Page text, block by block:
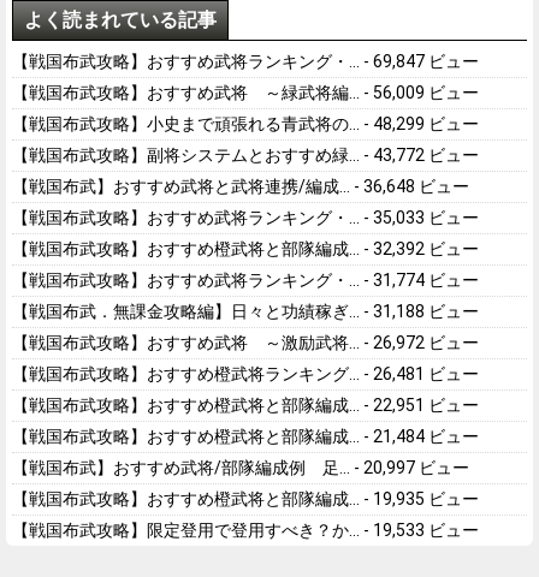
よく読まれている記事
【戦国布武攻略】おすすめ武将ランキング・...
- 69,847 ビュー
【戦国布武攻略】おすすめ武将 ～緑武将編...
- 56,009 ビュー
【戦国布武攻略】小史まで頑張れる青武将の...
- 48,299 ビュー
【戦国布武攻略】副将システムとおすすめ緑...
- 43,772 ビュー
【戦国布武】おすすめ武将と武将連携/編成...
- 36,648 ビュー
【戦国布武攻略】おすすめ武将ランキング・...
- 35,033 ビュー
【戦国布武攻略】おすすめ橙武将と部隊編成...
- 32,392 ビュー
【戦国布武攻略】おすすめ武将ランキング・...
- 31,774 ビュー
【戦国布武．無課金攻略編】日々と功績稼ぎ...
- 31,188 ビュー
【戦国布武攻略】おすすめ武将 ～激励武将...
- 26,972 ビュー
【戦国布武攻略】おすすめ橙武将ランキング...
- 26,481 ビュー
【戦国布武攻略】おすすめ橙武将と部隊編成...
- 22,951 ビュー
【戦国布武攻略】おすすめ橙武将と部隊編成...
- 21,484 ビュー
【戦国布武】おすすめ武将/部隊編成例 足...
- 20,997 ビュー
【戦国布武攻略】おすすめ橙武将と部隊編成...
- 19,935 ビュー
【戦国布武攻略】限定登用で登用すべき？か...
- 19,533 ビュー